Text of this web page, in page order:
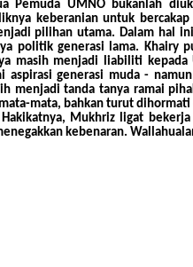
Pemuda UMNO bukanlah
keberanian untuk
pilihan utama. Dalam hal
politik generasi lama.
masih menjadi liabiliti kepada
aspirasi generasi muda -
menjadi tanda tanya ramai
mata, bahkan turut
Mukhriz ligat
kebenaran.